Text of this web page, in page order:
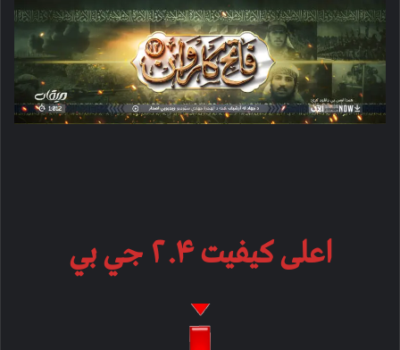
اعلی کیفیت ۲.۴ جي بي